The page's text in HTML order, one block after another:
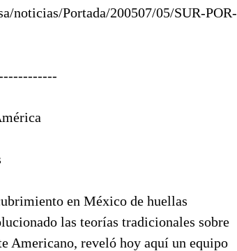
noticias/Portada/200507/05/SUR-POR-
en México de huellas
las teorías tradicionales sobre
Americano, reveló hoy aquí un equipo